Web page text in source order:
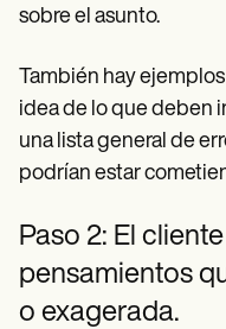
sobre el asunto.
También hay
idea de lo que deben
una lista general de
podrían estar
Paso 2: El
pensamientos
o exagerada.